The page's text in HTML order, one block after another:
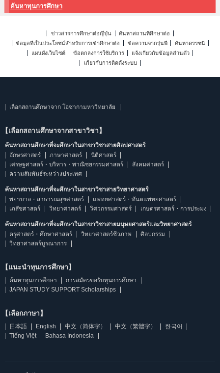
ค้นหาทุนการศึกษา
ข่าวสารการศึกษาต่อญี่ปุ่น
ค้นหาสถานที่ศึกษาต่อ
ข้อมูลที่เป็นประโยชน์สำหรับการเข้าศึกษาต่อ
ข้อความจากรุ่นพี่
ค้นหาดรรชนี
แผนผังเว็บไซต์
ข้อตกลงการใช้บริการ
แจ้งเกี่ยวกับข้อมูลส่วนตัว
เกี่ยวกับการติดตั้งระบบ
เลือกสถานศึกษาจาก โอซากามหาวิทยาลัย
【เลือกสถานศึกษาจากสาขาวิชา】
ค้นหาสถานศึกษาที่จะศึกษาในสาขาวิชาสายศิลปศาสตร์
อักษรศาสตร์
ภาษาศาสตร์
นิติศาสตร์
เศรษฐศาสตร์・บริหาร・พาณิชยกรรมศาสตร์
สังคมศาสตร์
ความสัมพันธ์ระหว่างประเทศ
ค้นหาสถานศึกษาที่จะศึกษาในสาขาวิชาสายวิทยาศาสตร์
พยาบาล・สาธารณสุขศาสตร์
แพทยศาสตร์・ทันตแพทยศาสตร์
เภสัชศาสตร์
วิทยาศาสตร์ วิศวกรรมศาสตร์ เกษตรศาสตร์・การประมง
ค้นหาสถานศึกษาที่จะศึกษาในสาขาวิชาสายมนุษยศาสตร์และวิทยาศาสตร์
ครุศาสตร์・ศึกษาศาสตร์
วิทยาศาสตร์ชีวภาพ
ศิลปกรรม
วิทยาศาสตร์บูรณาการ
【แนะนำทุนการศึกษา】
ค้นหาทุนการศึกษา
การสมัครขอรับทุนการศึกษา
JAPAN STUDY SUPPORT Scholarships
【เลือกภาษา】
日本語 English 中文（简体字） 中文（繁體字）
한국어
Tiếng Việt
Bahasa Indonesia